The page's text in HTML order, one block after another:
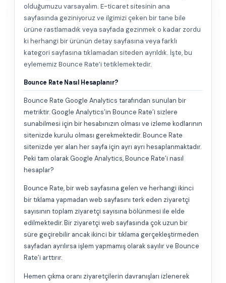
olduğumuzu varsayalım. E-ticaret sitesinin ana
sayfasında geziniyoruz ve ilgimizi çeken bir tane bile
ürüne rastlamadık veya sayfada gezinmek o kadar zordu
ki herhangi bir ürünün detay sayfasına veya farklı
kategori sayfasına tıklamadan siteden ayrıldık. İşte, bu
eylememiz Bounce Rate’i tetiklemektedir.
Bounce Rate Nasıl Hesaplanır?
Bounce Rate Google Analytics tarafından sunulan bir
metriktir. Google Analytics’in Bounce Rate’i sizlere
sunabilmesi için bir hesabınızın olması ve izleme kodlarının
sitenizde kurulu olması gerekmektedir. Bounce Rate
sitenizde yer alan her sayfa için ayrı ayrı hesaplanmaktadır.
Peki tam olarak Google Analytics, Bounce Rate’i nasıl
hesaplar?
Bounce Rate, bir web sayfasına gelen ve herhangi ikinci
bir tıklama yapmadan web sayfasını terk eden ziyaretçi
sayısının toplam ziyaretçi sayısına bölünmesi ile elde
edilmektedir. Bir ziyaretçi web sayfasında çok uzun bir
süre geçirebilir ancak ikinci bir tıklama gerçekleştirmeden
sayfadan ayrılırsa işlem yapmamış olarak sayılır ve Bounce
Rate’i arttırır.
Hemen çıkma oranı ziyaretçilerin davranışları izlenerek